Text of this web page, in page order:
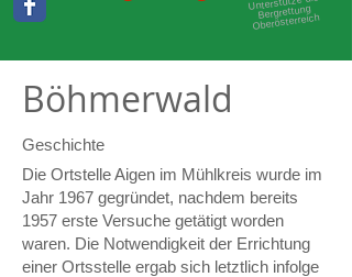
Bergrettung
Oberösterreich
Böhmerwald
Geschichte
Die Ortstelle Aigen im Mühlkreis wurde im
Jahr 1967 gegründet, nachdem bereits
1957 erste Versuche getätigt worden
waren. Die Notwendigkeit der Errichtung
einer Ortsstelle ergab sich letztlich infolge